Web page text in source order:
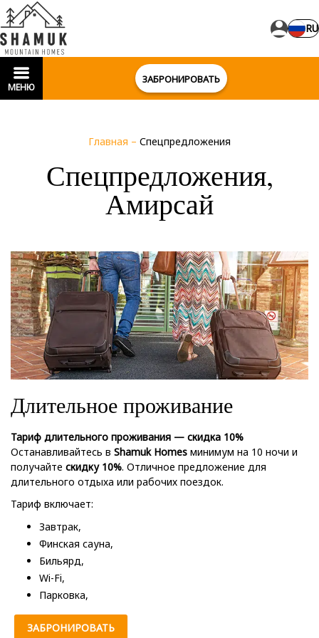
RU
МЕНЮ
ЗАБРОНИРОВАТЬ
Главная – Спецпредложения
Спецпредложения,
Амирсай
Длительное проживание
Тариф длительного проживания — скидка 10%
Останавливайтесь в Shamuk Homes минимум на 10 ночи и
получайте скидку 10%. Отличное предложение для
длительного отдыха или рабочих поездок.
Тариф включает:
Завтрак,
Финская сауна,
Бильярд,
Wi-Fi,
Парковка,
ЗАБРОНИРОВАТЬ